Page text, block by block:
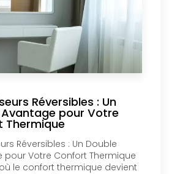
Réversibles : Un
pour Votre
Thermique
Réversibles : Un Double
pour Votre Confort Thermique
le confort thermique devient